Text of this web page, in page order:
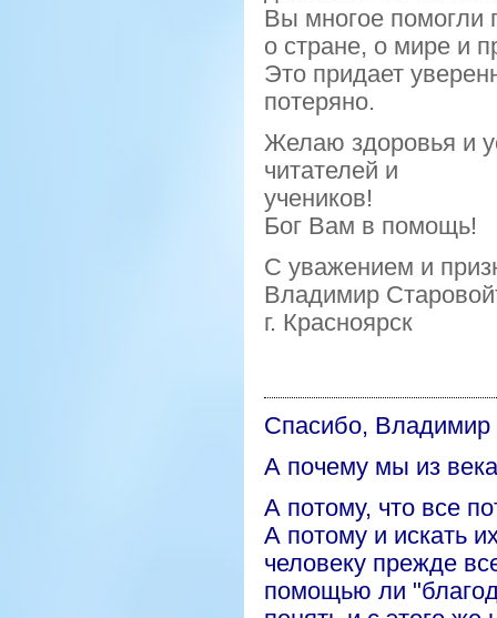
Вы многое помогли
о стране, о мире и
Это придает
потеряно.
Желаю здоровья и
читателей и
учеников!
Бог Вам в помощь!
С уважением и
Владимир
г. Красноярск
Спасибо, Владимир
А почему мы из
А потому, что все
А потому и искать
человеку прежде
помощью ли